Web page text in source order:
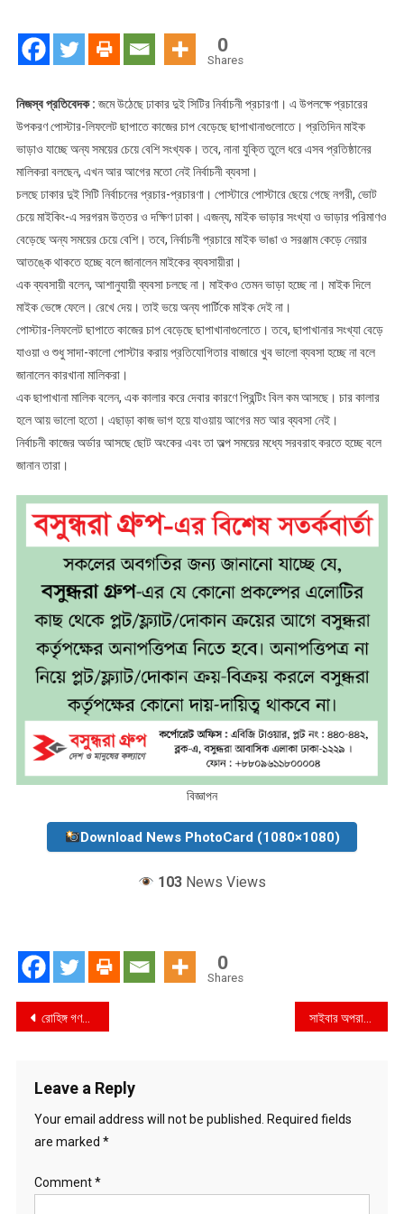
0
Shares
নিজস্ব প্রতিবেদক : জমে উঠেছে ঢাকার দুই সিটির নির্বাচনী প্রচারণা। এ উপলক্ষে প্রচারের
উপকরণ পোস্টার-লিফলেট ছাপাতে কাজের চাপ বেড়েছে ছাপাখানাগুলোতে। প্রতিদিন মাইক
ভাড়াও যাচ্ছে অন্য সময়ের চেয়ে বেশি সংখ্যক। তবে, নানা যুক্তি তুলে ধরে এসব প্রতিষ্ঠানের
মালিকরা বলছেন, এখন আর আগের মতো নেই নির্বাচনী ব্যবসা।
চলছে ঢাকার দুই সিটি নির্বাচনের প্রচার-প্রচারণা। পোস্টারে পোস্টারে ছেয়ে গেছে নগরী, ভোট
চেয়ে মাইকিং-এ সরগরম উত্তর ও দক্ষিণ ঢাকা। এজন্য, মাইক ভাড়ার সংখ্যা ও ভাড়ার পরিমাণও
বেড়েছে অন্য সময়ের চেয়ে বেশি। তবে, নির্বাচনী প্রচারে মাইক ভাঙা ও সরঞ্জাম কেড়ে নেয়ার
আতঙ্কে থাকতে হচ্ছে বলে জানালেন মাইকের ব্যবসায়ীরা।
এক ব্যবসায়ী বলেন, আশানুযায়ী ব্যবসা চলছে না। মাইকও তেমন ভাড়া হচ্ছে না। মাইক দিলে
মাইক ভেঙ্গে ফেলে। রেখে দেয়। তাই ভয়ে অন্য পার্টিকে মাইক দেই না।
পোস্টার-লিফলেট ছাপাতে কাজের চাপ বেড়েছে ছাপাখানাগুলোতে। তবে, ছাপাখানার সংখ্যা বেড়ে
যাওয়া ও শুধু সাদা-কালো পোস্টার করায় প্রতিযোগিতার বাজারে খুব ভালো ব্যবসা হচ্ছে না বলে
জানালেন কারখানা মালিকরা।
এক ছাপাখানা মালিক বলেন, এক কালার করে দেবার কারণে প্রিন্টিং বিল কম আসছে। চার কালার
হলে আয় ভালো হতো। এছাড়া কাজ ভাগ হয়ে যাওয়ায় আগের মত আর ব্যবসা নেই।
নির্বাচনী কাজের অর্ডার আসছে ছোট অংকের এবং তা অল্প সময়ের মধ্যে সরবরাহ করতে হচ্ছে বলে
জানান তারা।
বিজ্ঞাপন
Download News PhotoCard (1080×1080)
103 News Views
0
Shares
Post
রোহিঙ্গ গণহত্যার বিচার চলবে: আইসিজে সাইবার অপরাধ ঠেকাতে হিমশিম খাচ্ছে পুলিশ
Leave a Reply
Your email address will not be published. Required fields
are marked *
Comment*